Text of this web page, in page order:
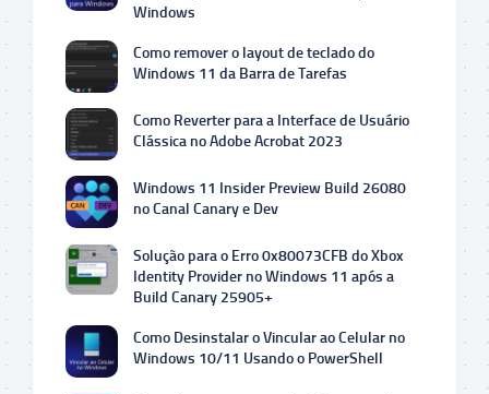
Windows
Como remover o layout de teclado do
Windows 11 da Barra de Tarefas
Como Reverter para a Interface de Usuário
Clássica no Adobe Acrobat 2023
Windows 11 Insider Preview Build 26080
no Canal Canary e Dev
Solução para o Erro 0x80073CFB do Xbox
Identity Provider no Windows 11 após a
Build Canary 25905+
Como Desinstalar o Vincular ao Celular no
Windows 10/11 Usando o PowerShell